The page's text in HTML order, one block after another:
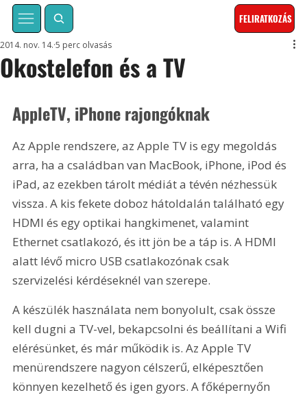
FELIRATKOZÁS
Okostelefon és a TV
2014. nov. 14. 5 perc olvasás
AppleTV, iPhone rajongóknak
Az Apple rendszere, az Apple TV is egy megoldás
arra, ha a családban van MacBook, iPhone, iPod és
iPad, az ezekben tárolt médiát a tévén nézhessük
vissza. A kis fekete doboz hátoldalán található egy
HDMI és egy optikai hangkimenet, valamint
Ethernet csatlakozó, és itt jön be a táp is. A HDMI
alatt lévő micro USB csatlakozónak csak
szervizelési kérdéseknél van szerepe.
A készülék használata nem bonyolult, csak össze
kell dugni a TV-vel, bekapcsolni és beállítani a Wifi
elérésünket, és már működik is. Az Apple TV
menürendszere nagyon célszerű, elképesztően
könnyen kezelhető és igen gyors. A főképernyőn